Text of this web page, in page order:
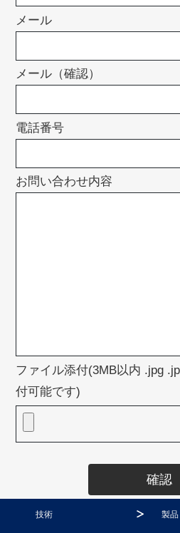
メール
メール（確認）
電話番号
お問い合わせ内容
ファイル添付(3MB以内 .jpg
付可能です)
技術 製品